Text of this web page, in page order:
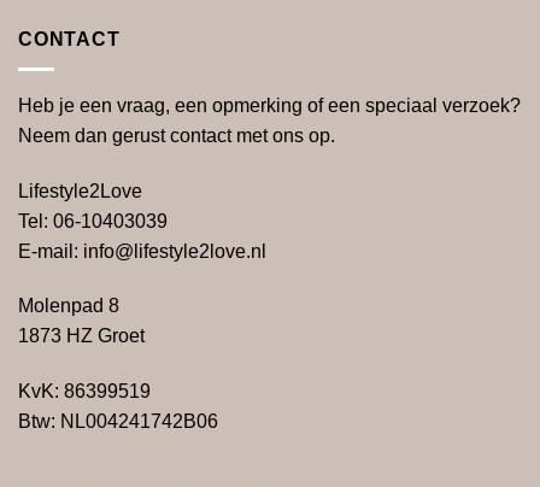
CONTACT
Heb je een vraag, een opmerking of een speciaal verzoek?
Neem dan gerust contact met ons op.
Lifestyle2Love
Tel: 06-10403039
E-mail: info@lifestyle2love.nl
Molenpad 8
1873 HZ Groet
KvK: 86399519
Btw: NL004241742B06